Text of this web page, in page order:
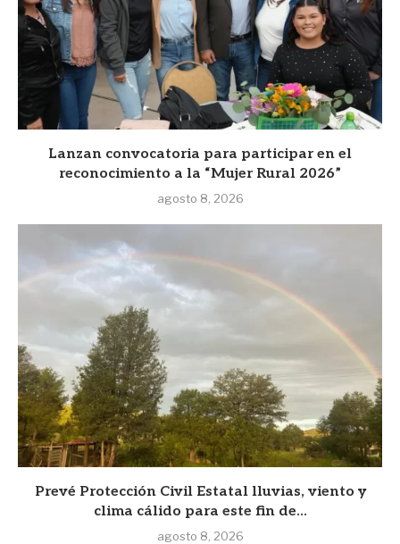
Lanzan convocatoria para participar en el
reconocimiento a la “Mujer Rural 2026”
agosto 8, 2026
Prevé Protección Civil Estatal lluvias, viento y
clima cálido para este fin de...
agosto 8, 2026